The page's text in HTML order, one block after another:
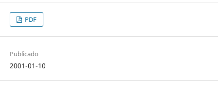
PDF
Publicado
2001-01-10